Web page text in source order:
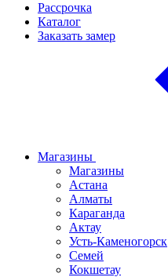
Рассрочка
Каталог
Заказать замер
Магазины
Магазины
Астана
Алматы
Караганда
Актау
Усть-Каменогорск
Семей
Кокшетау